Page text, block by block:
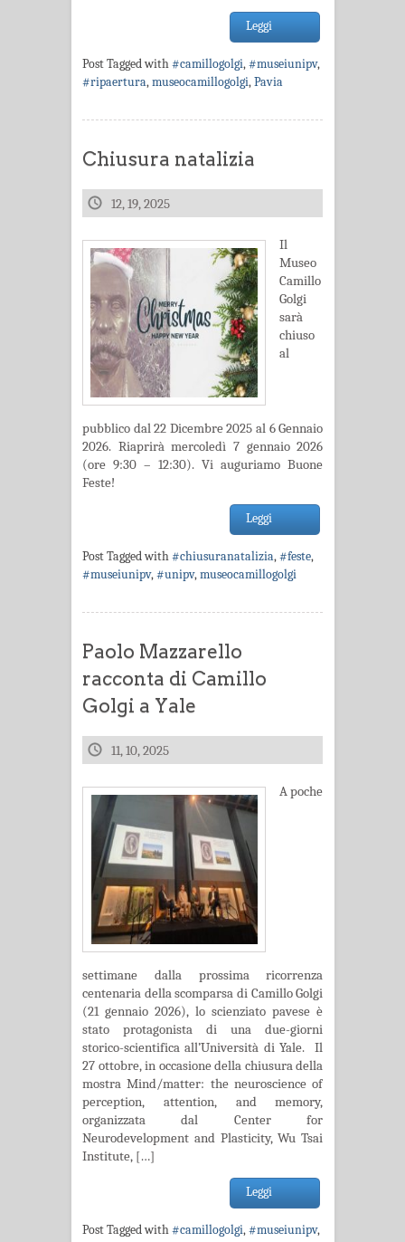
Leggi
Post Tagged with#camillogolgi,#museiunipv,
#ripaertura,museocamillogolgi,Pavia
Chiusura natalizia
12, 19, 2025
Il
Museo
Camillo
Golgi
sarà
chiuso
al
pubblico dal 22 Dicembre 2025 al 6 Gennaio
2026. Riaprirà mercoledì 7 gennaio 2026
(ore 9:30 – 12:30). Vi auguriamo Buone
Feste!
Leggi
Post Tagged with#chiusuranatalizia,#feste,
#museiunipv,#unipv,museocamillogolgi
Paolo Mazzarello
racconta di Camillo
Golgi a Yale
11, 10, 2025
A poche
settimane dalla prossima ricorrenza
centenaria della scomparsa di Camillo Golgi
(21 gennaio 2026), lo scienziato pavese è
stato protagonista di una due-giorni
storico-scientifica all’Università di Yale. Il
27 ottobre, in occasione della chiusura della
mostra Mind/matter: the neuroscience of
perception, attention, and memory,
organizzata dal Center for
Neurodevelopment and Plasticity, Wu Tsai
Institute, […]
Leggi
Post Tagged with#camillogolgi,#museiunipv,